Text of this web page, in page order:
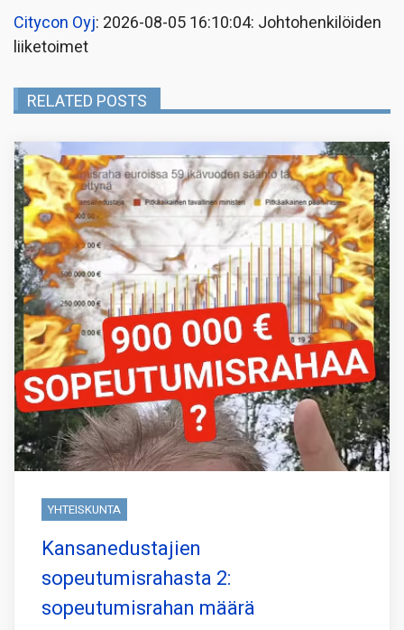
Citycon Oyj: 2026-08-05 16:10:04: Johtohenkilöiden
liiketoimet
RELATED POSTS
YHTEISKUNTA
Kansanedustajien
sopeutumisrahasta 2:
sopeutumisrahan määrä